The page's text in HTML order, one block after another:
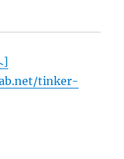
]
tinker-